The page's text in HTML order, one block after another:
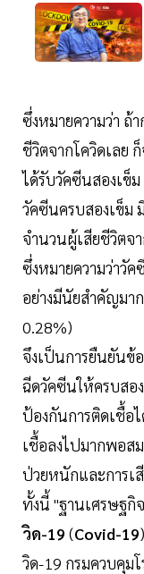
ซึ่งหมายความว่า ถ้
ชีวิตจากโควิดเลย
ได้รับวัคซีนสองเข็
วัคซีนครบสองเข็ม
จำนวนผู้เสียชีวิตจ
ซึ่งหมายความว่าวัค
อย่างมีนัยสำคัญมา
0.28%)
จึงเป็นการยืนยันข้
ฉีดวัคซีนให้ครบสอ
ป้องกันการติดเชื้อ
เชื้อลงไปมากพอส
ป่วยหนักและการเ
ทั้งนี้ "ฐานเศรษฐกิ
วิด-19 (Covid-19
วิด-19 กรมควบคุม